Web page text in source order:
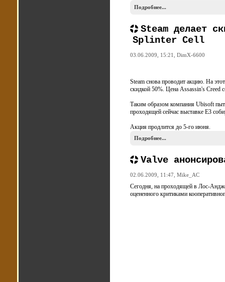
Подробнее...
Steam делает
Splinter Cell
03.06.2009, 15:21, DimX-6600
Steam снова проводит акцию. На
скидкой 50%. Цена Assassin's Creed
Таким образом компания Ubisoft
проходящей сейчас выставке Е3
Акция продлится до 5-го июня.
Подробнее...
Valve
02.06.2009, 11:47, Mike_AC
Сегодня, на проходящей в Лос-
оцененного критиками